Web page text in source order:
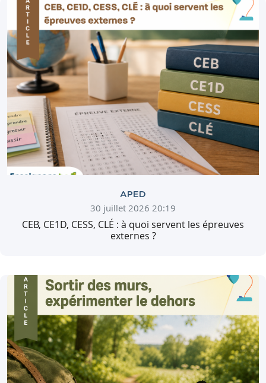
APED
30 juillet 2026 20:19
CEB, CE1D, CESS, CLÉ : à quoi servent les épreuves
externes ?